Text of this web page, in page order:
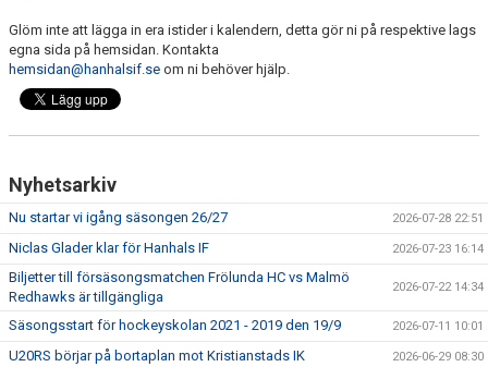
CAFÉET
PARTNERS
TREKRONAN
Glöm inte att lägga in era istider i kalendern, detta gör ni på respektive lags
egna sida på hemsidan. Kontakta
hemsidan@hanhalsif.se om ni behöver hjälp.
Nyhetsarkiv
Nu startar vi igång säsongen 26/27 2026-07-28 22:51
Niclas Glader klar för Hanhals IF 2026-07-23 16:14
Biljetter till försäsongsmatchen Frölunda HC vs Malmö
Redhawks är tillgängliga
2026-07-22 14:34
Säsongsstart för hockeyskolan 2021 - 2019 den 19/9 2026-07-11 10:01
U20RS börjar på bortaplan mot Kristianstads IK 2026-06-29 08:30